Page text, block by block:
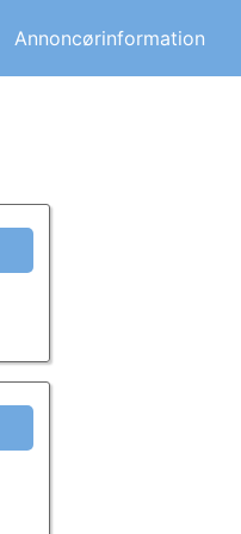
Annoncørinformation